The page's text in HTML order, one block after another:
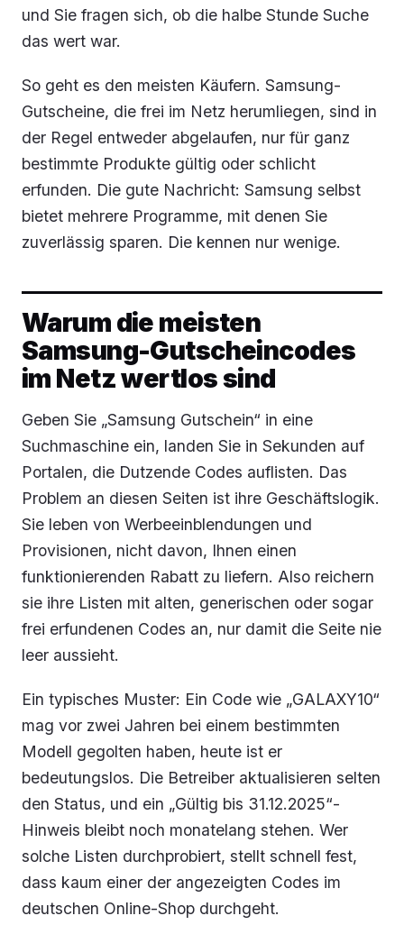
und Sie fragen sich, ob die halbe Stunde Suche
das wert war.
So geht es den meisten Käufern. Samsung-
Gutscheine, die frei im Netz herumliegen, sind in
der Regel entweder abgelaufen, nur für ganz
bestimmte Produkte gültig oder schlicht
erfunden. Die gute Nachricht: Samsung selbst
bietet mehrere Programme, mit denen Sie
zuverlässig sparen. Die kennen nur wenige.
Warum die meisten
Samsung-Gutscheincodes
im Netz wertlos sind
Geben Sie „Samsung Gutschein“ in eine
Suchmaschine ein, landen Sie in Sekunden auf
Portalen, die Dutzende Codes auflisten. Das
Problem an diesen Seiten ist ihre Geschäftslogik.
Sie leben von Werbeeinblendungen und
Provisionen, nicht davon, Ihnen einen
funktionierenden Rabatt zu liefern. Also reichern
sie ihre Listen mit alten, generischen oder sogar
frei erfundenen Codes an, nur damit die Seite nie
leer aussieht.
Ein typisches Muster: Ein Code wie „GALAXY10“
mag vor zwei Jahren bei einem bestimmten
Modell gegolten haben, heute ist er
bedeutungslos. Die Betreiber aktualisieren selten
den Status, und ein „Gültig bis 31.12.2025“-
Hinweis bleibt noch monatelang stehen. Wer
solche Listen durchprobiert, stellt schnell fest,
dass kaum einer der angezeigten Codes im
deutschen Online-Shop durchgeht.